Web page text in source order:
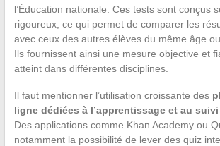
l’Éducation nationale. Ces tests sont conçus
rigoureux, ce qui permet de comparer les
avec ceux des autres élèves du même âge
Ils fournissent ainsi une mesure objective et
atteint dans différentes disciplines.
Il faut mentionner l’utilisation croissante des
ligne dédiées à l’apprentissage et au
Des applications comme Khan Academy ou
notamment la possibilité de lever des quiz